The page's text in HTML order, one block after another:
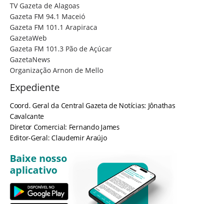
TV Gazeta de Alagoas
Gazeta FM 94.1 Maceió
Gazeta FM 101.1 Arapiraca
GazetaWeb
Gazeta FM 101.3 Pão de Açúcar
GazetaNews
Organização Arnon de Mello
Expediente
Coord. Geral da Central Gazeta de Notícias: Jônathas
Cavalcante
Diretor Comercial: Fernando James
Editor-Geral: Claudemir Araújo
Baixe nosso
aplicativo